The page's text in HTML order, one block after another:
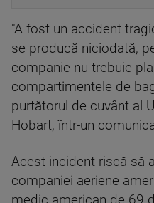
"A fost un accident
se producă niciodată,
companie nu trebuie
compartimentele de
purtătorul de cuvânt al
Hobart, într-un
Acest incident riscă să
companiei aeriene